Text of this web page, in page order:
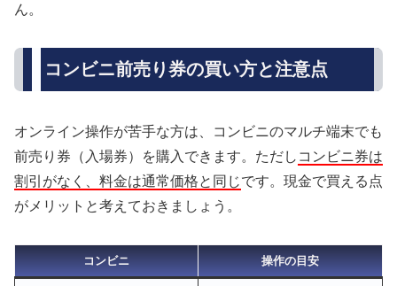
ん。
コンビニ前売り券の買い方と注意点
オンライン操作が苦手な方は、コンビニのマルチ端末でも
前売り券（入場券）を購入できます。ただし コンビニ券は
割引がなく、料金は通常価格と同じです。現金で買える点
がメリットと考えておきましょう。
コンビニ 操作の目安